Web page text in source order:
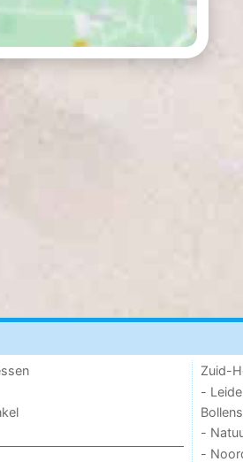
Zuid-
-
-
-